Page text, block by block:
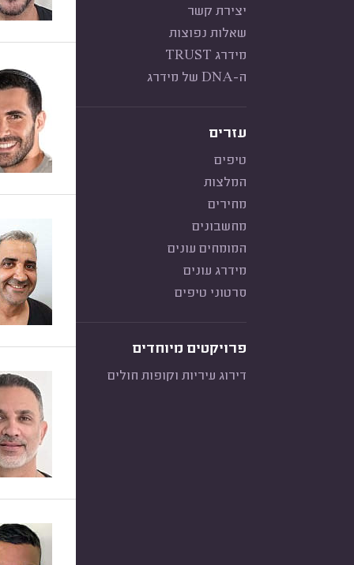
יצירת קשר
שאלות נפוצות
מידרג TRUST
ה-DNA של מידרג
עזרים
טיפים
המלצות
מחירים
מחשבונים
המומחים עונים
מידרג עונים
סרטוני טיפים
פרויקטים מיוחדים
דירוג עיריות וקופות חולים